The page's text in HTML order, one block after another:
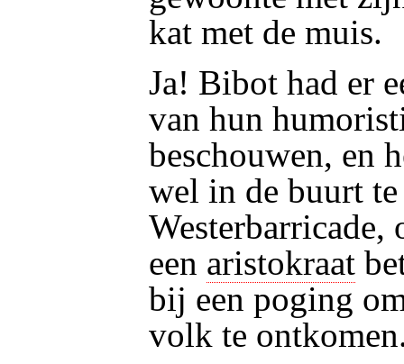
kat met de muis.
Ja! Bibot had er
van hun
beschouwen, en
wel in de buurt
Westerbarricade,
een aristokraat
bij een poging
volk te